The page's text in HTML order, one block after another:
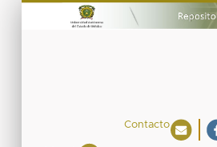
Contacto